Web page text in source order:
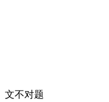
文不对题